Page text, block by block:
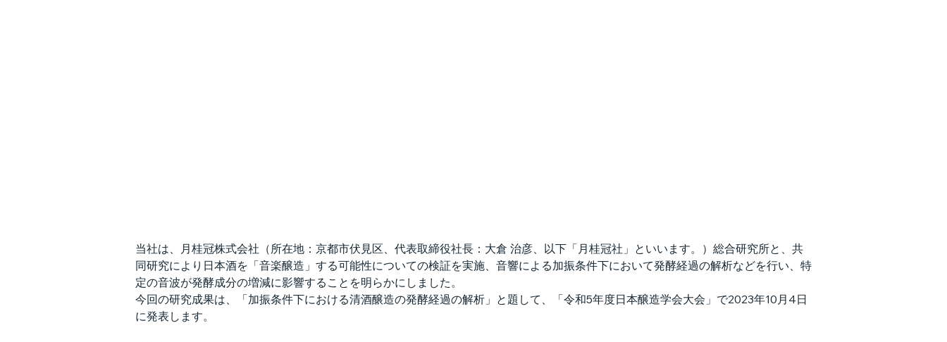
当社は、月桂冠株式会社（所在地：京都市伏見区、代表取締役社長：大倉 治彦、以下「月桂冠社」といいます。）総合研究所と、共
同研究により日本酒を「音楽醸造」する可能性についての検証を実施、音響による加振条件下において発酵経過の解析などを行い、特
定の音波が発酵成分の増減に影響することを明らかにしました。
今回の研究成果は、「加振条件下における清酒醸造の発酵経過の解析」と題して、「令和5年度日本醸造学会大会」で2023年10月4日
に発表します。